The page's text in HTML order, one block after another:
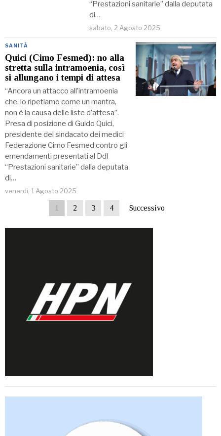
“Prestazioni sanitarie” dalla deputata
di…
sabato, 2 Agosto 2025
SANITÀ
Quici (Cimo Fesmed): no alla
stretta sulla intramoenia, così
si allungano i tempi di attesa
“Ancora un attacco all’intramoenia
che, lo ripetiamo come un mantra,
non è la causa delle liste d’attesa”.
Presa di posizione di Guido Quici,
presidente del sindacato dei medici
Federazione Cimo Fesmed contro gli
emendamenti presentati al Ddl
“Prestazioni sanitarie” dalla deputata
di…
venerdì, 1 Agosto 2025
1 2 3 4 Successivo